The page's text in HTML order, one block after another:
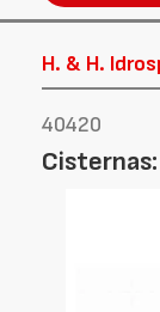
H. & H.
40420